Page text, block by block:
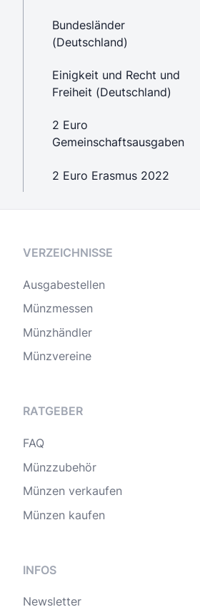
Bundesländer
(Deutschland)
Einigkeit und Recht und
Freiheit (Deutschland)
2 Euro
Gemeinschaftsausgaben
2 Euro Erasmus 2022
VERZEICHNISSE
Ausgabestellen
Münzmessen
Münzhändler
Münzvereine
RATGEBER
FAQ
Münzzubehör
Münzen verkaufen
Münzen kaufen
INFOS
Newsletter